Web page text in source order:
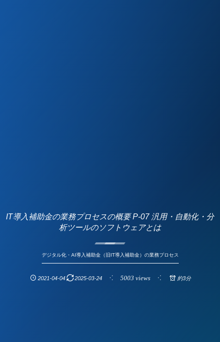
IT導入補助金の業務プロセスの概要 P-07 汎用・自動化・分
析ツールのソフトウェアとは
デジタル化・AI導入補助金（旧IT導入補助金）の業務プロセス
2021-04-04 2025-03-24 5003 views 約3分